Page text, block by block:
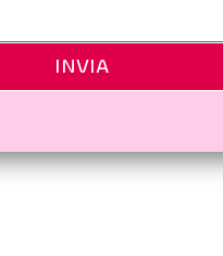
INVIA